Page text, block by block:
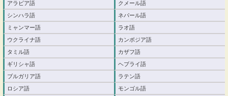
アラビア語
クメール語
シンハラ語
ネパール語
ミャンマー語
ラオ語
ウクライナ語
カンボジア語
タミル語
カザフ語
ギリシャ語
ヘブライ語
ブルガリア語
ラテン語
ロシア語
モンゴル語